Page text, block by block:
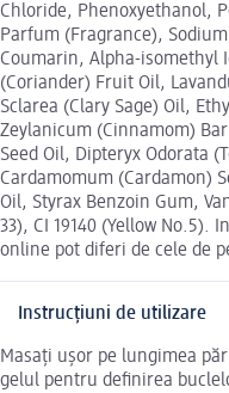
Chloride, Phenoxyethanol,
Parfum (Fragrance),
Coumarin, Alpha-isomethyl
(Coriander) Fruit Oil,
Sclarea (Clary Sage) Oil,
Zeylanicum (Cinnamom)
Seed Oil, Dipteryx Odorata
Cardamomum (Cardamon)
Oil, Styrax Benzoin Gum,
33), CI 19140 (Yellow
online pot diferi de cele de
Instrucțiuni de utilizare
Masați ușor pe lungimea
gelul pentru definirea